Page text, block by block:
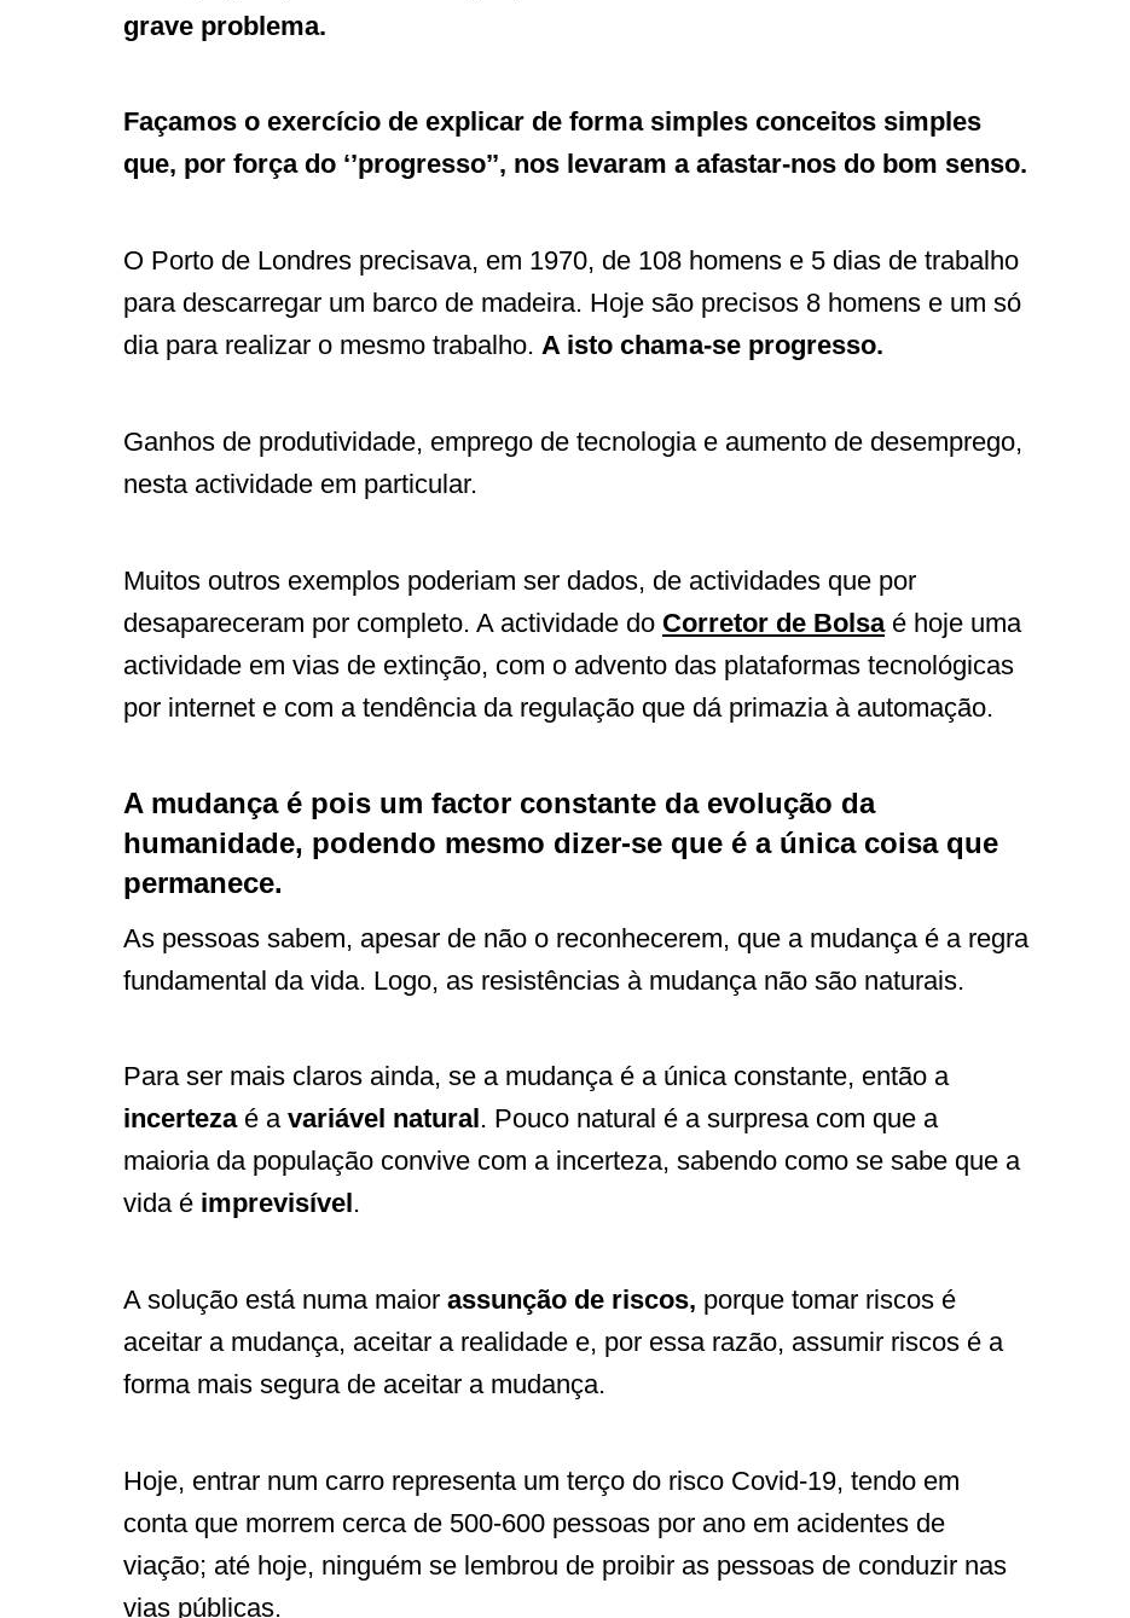
grave problema.
Façamos o exercício de explicar de forma simples conceitos simples
que, por força do ‘’progresso’’, nos levaram a afastar-nos do bom senso.
O Porto de Londres precisava, em 1970, de 108 homens e 5 dias de trabalho
para descarregar um barco de madeira. Hoje são precisos 8 homens e um só
dia para realizar o mesmo trabalho. A isto chama-se progresso.
Ganhos de produtividade, emprego de tecnologia e aumento de desemprego,
nesta actividade em particular.
Muitos outros exemplos poderiam ser dados, de actividades que por
desapareceram por completo. A actividade do Corretor de Bolsaé hoje uma
actividade em vias de extinção, com o advento das plataformas tecnológicas
por internet e com a tendência da regulação que dá primazia à automação.
A mudança é pois um factor constante da evolução da
humanidade, podendo mesmo dizer-se que é a única coisa que
permanece.
As pessoas sabem, apesar de não o reconhecerem, que a mudança é a regra
fundamental da vida. Logo, as resistências à mudança não são naturais.
Para ser mais claros ainda, se a mudança é a única constante, então a
incertezaé avariável natural . Pouco natural é a surpresa com que a
maioria da população convive com a incerteza, sabendo como se sabe que a
vida é imprevisível .
A solução está numa maior assunção de riscos, porque tomar riscos é
aceitar a mudança, aceitar a realidade e, por essa razão, assumir riscos é a
forma mais segura de aceitar a mudança.
Hoje, entrar num carro representa um terço do risco Covid-19, tendo em
conta que morrem cerca de 500-600 pessoas por ano em acidentes de
viação; até hoje, ninguém se lembrou de proibir as pessoas de conduzir nas
vias públicas.